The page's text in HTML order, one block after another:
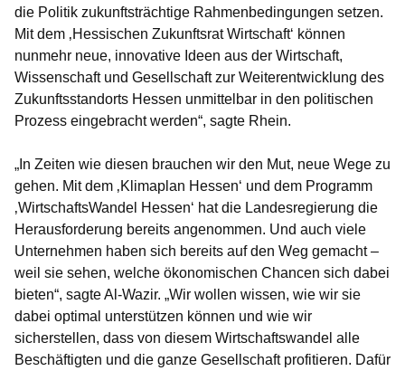
die Politik zukunftsträchtige Rahmenbedingungen setzen.
Mit dem ‚Hessischen Zukunftsrat Wirtschaft‘ können
nunmehr neue, innovative Ideen aus der Wirtschaft,
Wissenschaft und Gesellschaft zur Weiterentwicklung des
Zukunftsstandorts Hessen unmittelbar in den politischen
Prozess eingebracht werden“, sagte Rhein.
„In Zeiten wie diesen brauchen wir den Mut, neue Wege zu
gehen. Mit dem ‚Klimaplan Hessen‘ und dem Programm
‚WirtschaftsWandel Hessen‘ hat die Landesregierung die
Herausforderung bereits angenommen. Und auch viele
Unternehmen haben sich bereits auf den Weg gemacht –
weil sie sehen, welche ökonomischen Chancen sich dabei
bieten“, sagte Al-Wazir. „Wir wollen wissen, wie wir sie
dabei optimal unterstützen können und wie wir
sicherstellen, dass von diesem Wirtschaftswandel alle
Beschäftigten und die ganze Gesellschaft profitieren. Dafür